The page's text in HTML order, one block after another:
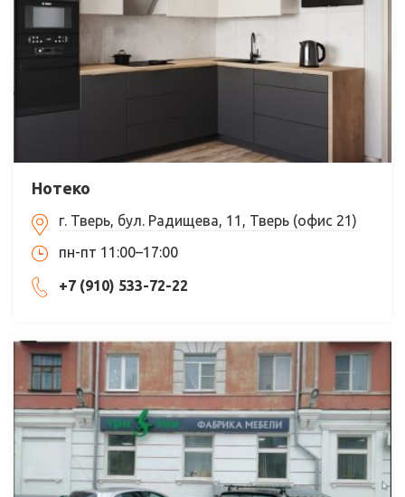
Нотеко
г. Тверь, бул. Радищева, 11, Тверь (офис 21)
пн-пт 11:00–17:00
+7 (910) 533-72-22